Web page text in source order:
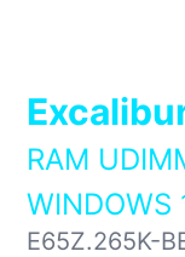
RAM
WINDOWS
E65Z.265K-